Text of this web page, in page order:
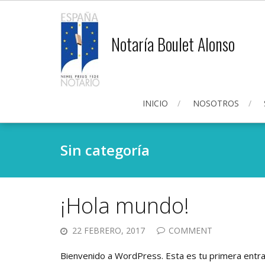
Notaría Boulet Alonso
INICIO NOSOTROS
Sin categoría
¡Hola mundo!
22 FEBRERO, 2017 COMMENT
Bienvenido a WordPress. Esta es tu primera